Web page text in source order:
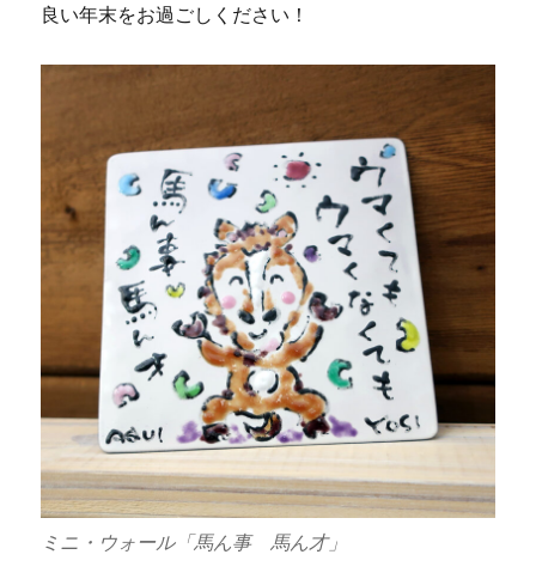
良い年末をお過ごしください！
ミニ・ウォール「馬ん事 馬ん才」